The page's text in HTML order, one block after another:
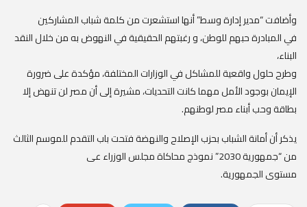
وأضافت “مدير إدارة وسط” أنها استشعرت من كلمة شباب المشاركين
في المبادرة حبهم للوطن، و رغبتهم الحقيقية في النهوض به من خلال النقد
البناء،
وطرح حلول واقعية للمشاكل في الوزارات المختلفة، مؤكدة على ضرورة
الإيمان بوجود الأمل مهما كانت التحديات، مشيرة إلى أن مصر لن تنهض إلا
بطاقة وحب أبناء مصر لوطنهم.
يذكر أن أمانة الشباب بحزب الإصلاح والنهضة فتحت باب التقدم للموسم الثالث
من “جمهورية 2030” نموذج محاكاة مجلس الوزراء عى
مستوى الجمهورية.